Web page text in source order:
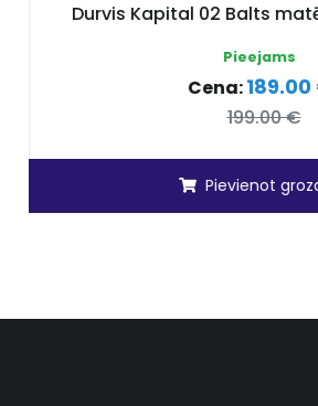
Durvis Kapital 02 Balts
Pieejams
Cena:189.00
199.00 €
Pievienot